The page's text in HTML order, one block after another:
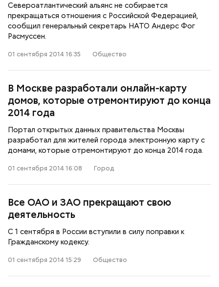
Североатлантический альянс не собирается
прекращаться отношения с Российской Федерацией,
сообщил генеральный секретарь НАТО Андерс Фог
Расмуссен.
01 сентября 2014 16:35 Общество
В Москве разработали онлайн-карту
домов, которые отремонтируют до конца
2014 года
Портал открытых данных правительства Москвы
разработал для жителей города электронную карту с
домами, которые отремонтируют до конца 2014 года.
01 сентября 2014 16:08 Город
Все ОАО и ЗАО прекращают свою
деятельность
С 1 сентября в России вступили в силу поправки к
Гражданскому кодексу.
01 сентября 2014 15:29 Общество